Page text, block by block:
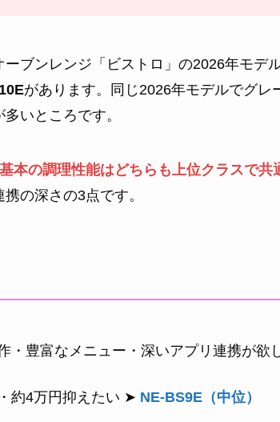
ブンレンジ「ビストロ」の2026年モデ
があります。同じ2026年モデルでグレ
いところです。
基本の調理性能はどちらも上位クラスで共
の深さの3点です。
・豊富なメニュー・深いアプリ連携が欲
約4万円抑えたい ➤ NE-BS9E（中位）